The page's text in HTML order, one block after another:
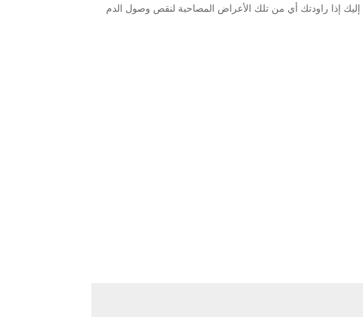
إذا راودتك أي من تلك الأعراض المصاحبة لنقص وصول الدم